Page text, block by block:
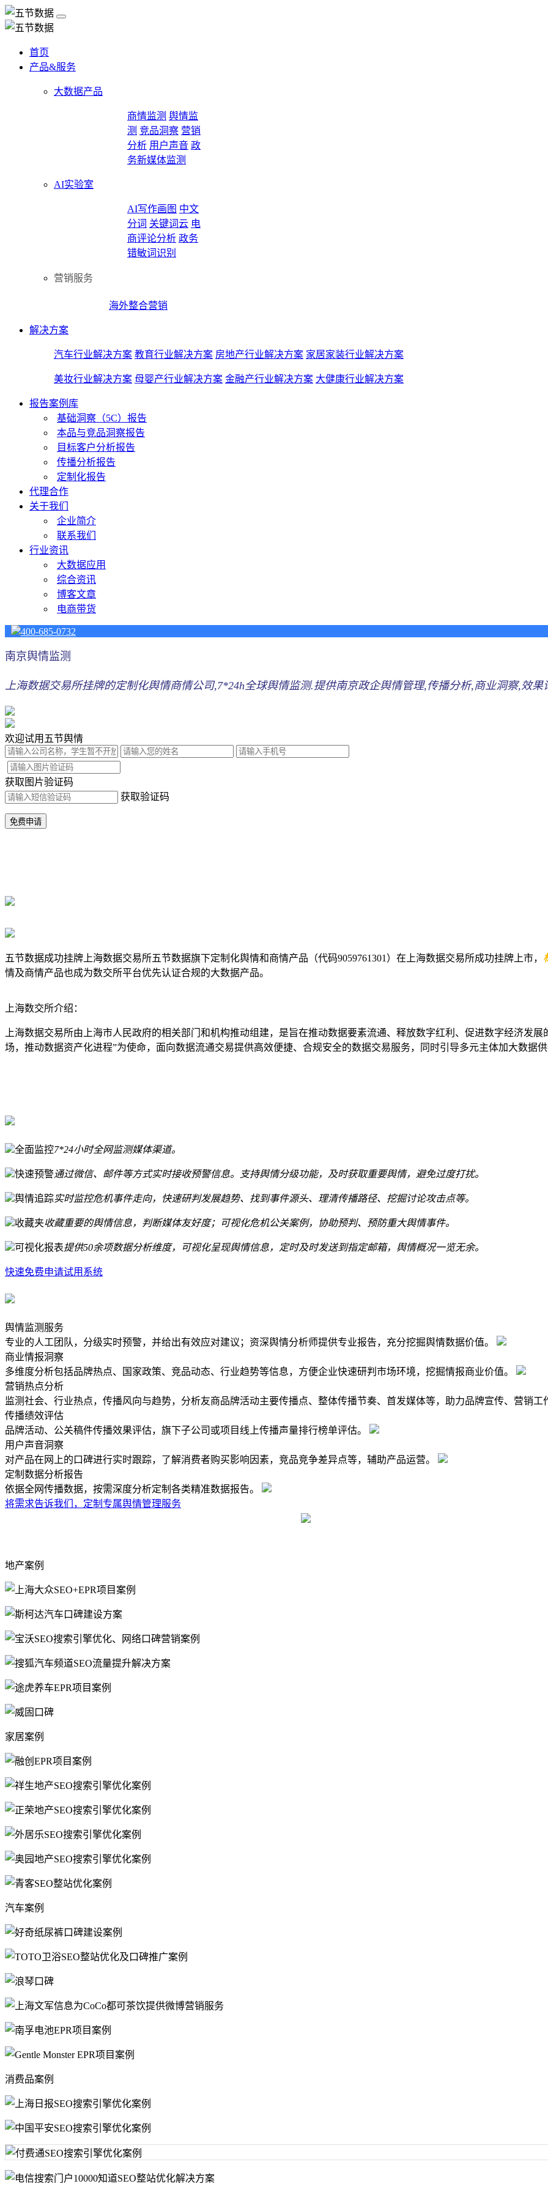
首页
产品&服务
大数据产品
商情监测 舆情监
测 竞品洞察 营销
分析 用户声音 政
务新媒体监测
AI实验室
AI写作画图 中文
分词 关键词云 电
商评论分析 政务
错敏词识别
营销服务
海外整合营销
解决方案
汽车行业解决方案 教育行业解决方案 房地产行业解决方案 家居家装行业解决方案
美妆行业解决方案 母婴产行业解决方案 金融产行业解决方案 大健康行业解决方案
报告案例库
基础洞察（5C）报告
本品与竞品洞察报告
目标客户分析报告
传播分析报告
定制化报告
代理合作
关于我们
企业简介
联系我们
行业资讯
大数据应用
综合资讯
博客文章
电商带货
400-685-0732
南京舆情监测
上海数据交易所挂牌的定制化舆情商情公司,7*24h全球舆情监测.提供南京政企舆情管理,传播分析,商业洞察,效
欢迎试用五节舆情
获取图片验证码
获取验证码
五节数据成功挂牌上海数据交易所五节数据旗下定制化舆情和商情产品（代码9059761301）在上海数据交易所成功挂牌上市，
情及商情产品也成为数交所平台优先认证合规的大数据产品。
上海数交所介绍：
上海数据交易所由上海市人民政府的相关部门和机构推动组建，是旨在推动数据要素流通、释放数字红利、促进数字经济发
场，推动数据资产化进程”为使命，面向数据流通交易提供高效便捷、合规安全的数据交易服务，同时引导多元主体加大数据
全面监控7*24小时全网监测媒体渠道。
快速预警通过微信、邮件等方式实时接收预警信息。支持舆情分级功能，及时获取重要舆情，避免过度打扰。
舆情追踪实时监控危机事件走向，快速研判发展趋势、找到事件源头、理清传播路径、挖掘讨论攻击点等。
收藏夹收藏重要的舆情信息，判断媒体友好度；可视化危机公关案例，协助预判、预防重大舆情事件。
可视化报表提供50余项数据分析维度，可视化呈现舆情信息，定时及时发送到指定邮箱，舆情概况一览无余。
快速免费申请试用系统
舆情监测服务
专业的人工团队，分级实时预警，并给出有效应对建议；资深舆情分析师提供专业报告，充分挖掘舆情数据价值。
商业情报洞察
多维度分析包括品牌热点、国家政策、竞品动态、行业趋势等信息，方便企业快速研判市场环境，挖掘情报商业价值。
营销热点分析
监测社会、行业热点，传播风向与趋势，分析友商品牌活动主要传播点、整体传播节奏、首发媒体等，助力品牌宣传、营销工
传播绩效评估
品牌活动、公关稿件传播效果评估，旗下子公司或项目线上传播声量排行榜单评估。
用户声音洞察
对产品在网上的口碑进行实时跟踪，了解消费者购买影响因素，竞品竞争差异点等，辅助产品运营。
定制数据分析报告
依据全网传播数据，按需深度分析定制各类精准数据报告。
将需求告诉我们，定制专属舆情管理服务
地产案例
家居案例
汽车案例
消费品案例